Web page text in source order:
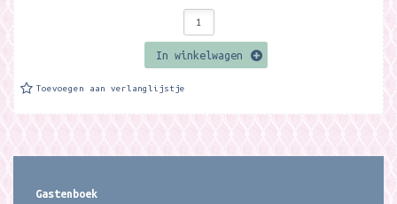
In winkelwagen
Toevoegen aan verlanglijstje
Gastenboek